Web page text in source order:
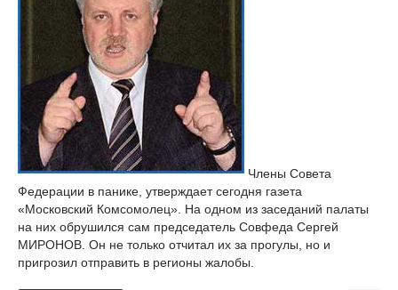
Члены Совета
Федерации в панике, утверждает сегодня газета
«Московский Комсомолец». На одном из заседаний палаты
на них обрушился сам председатель Совфеда Сергей
МИРОНОВ. Он не только отчитал их за прогулы, но и
пригрозил отправить в регионы жалобы.